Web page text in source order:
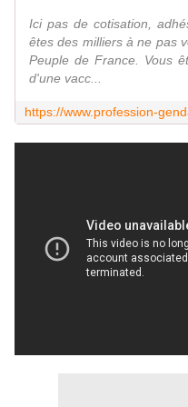
Ici pas de cotisation,
êtes des milliers à ne pas
Peuple de France. Vous
d'une vacc...